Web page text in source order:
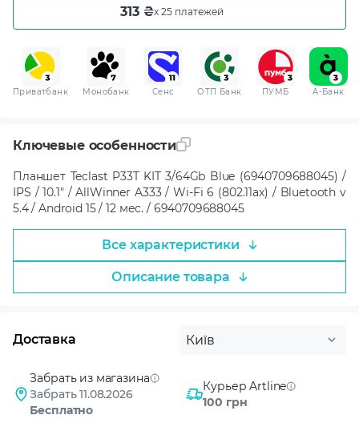
313 ₴x 25 платежей
Приватбанк Монобанк Сенс ОТП Банк ПУМБ A-Банк
Ключевые особенности
Планшет Teclast P33T KIT 3/64Gb Blue (6940709688045) /
IPS / 10.1" / AllWinner A333 / Wi-Fi 6 (802.11ax) / Bluetooth v
5.4 / Android 15 / 12 мес. / 6940709688045
Все характеристики
Описание товара
Доставка Київ
Забрать из магазина
Забрать 11.08.2026
Бесплатно
Курьер Artline
100 грн